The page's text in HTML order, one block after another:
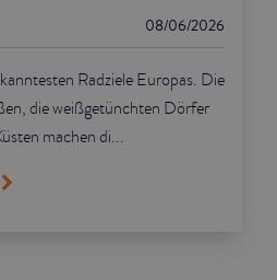
08/06/2026
Radziele Europas. Die
die weißgetünchten Dörfer
machen di...